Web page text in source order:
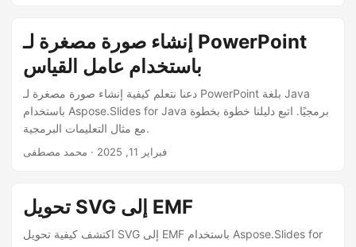
إنشاء صورة مصغرة لـ PowerPoint
باستخدام عامل القياس
دعنا نتعلم كيفية إنشاء صورة مصغرة لـ PowerPoint بلغة Java
باستخدام Aspose.Slides for Java برمجيًا. اتبع دليلنا خطوة بخطوة
مع مثال التعليمات البرمجية.
فبراير 11, 2025 · محمد مصطفى
تحويل SVG إلى EMF
اكتشف كيفية تحويل SVG إلى EMF باستخدام Aspose.Slides for